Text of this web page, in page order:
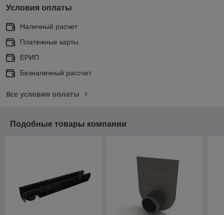
Условия оплаты
Наличный расчет
Платежные карты
ЕРИП
Безналичный рассчет
Все условия оплаты
Подобные товары компании